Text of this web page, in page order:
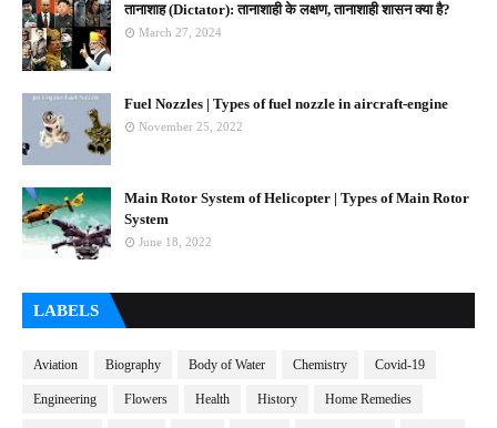
तानाशाह (Dictator): तानाशाही के लक्षण, तानाशाही शासन क्या है?
March 27, 2024
Fuel Nozzles | Types of fuel nozzle in aircraft-engine
November 25, 2022
Main Rotor System of Helicopter | Types of Main Rotor
System
June 18, 2022
LABELS
Aviation Biography Body of Water Chemistry Covid-19
Engineering Flowers Health History Home Remedies